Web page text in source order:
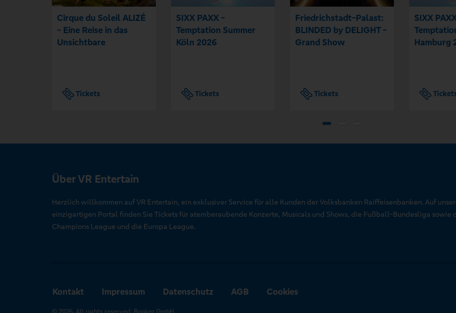
Cirque du Soleil ALIZÉ
- Eine Reise in das
Unsichtbare
Tickets
SIXX PAXX -
Temptation Summer
Köln 2026
Tickets
Friedrichstadt-Palast:
BLINDED by DELIGHT -
Grand Show
Tickets
SIXX
Hamburg
Über VR Entertain
Herzlich willkommen auf VR Entertain, ein exklusiver Service für alle Kunden der Volksbanken Raiffeisenbanken. Auf
einzigartigen Portal finden Sie Tickets für atemberaubende Konzerte, Musicals und Shows, die Fußball-Bundesliga sowie
Champions League und die Europa League.
Kontakt Impressum Datenschutz AGB Cookies